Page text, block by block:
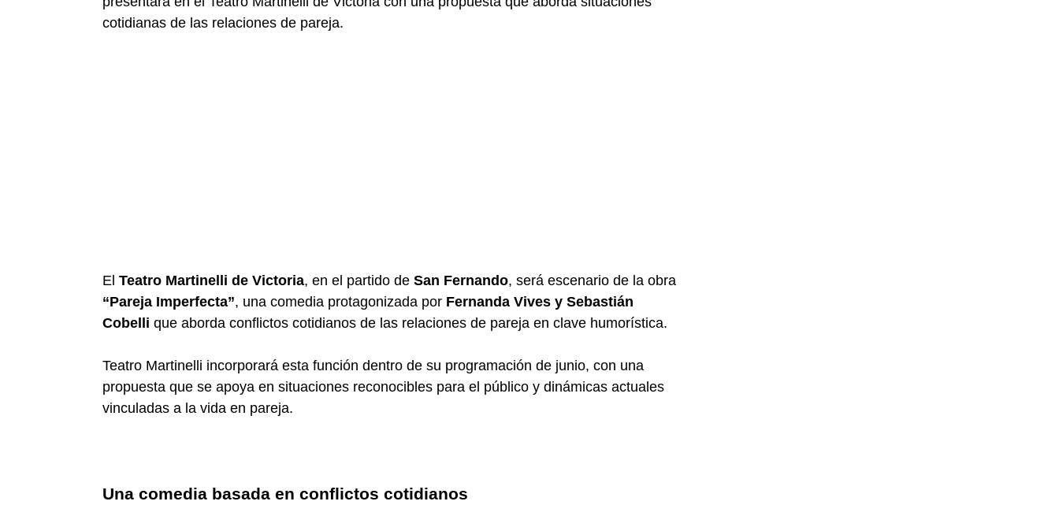
cotidianas de las relaciones de pareja.
El Teatro Martinelli de Victoria, en el partido de San Fernando, será escenario de la obra
“Pareja Imperfecta”, una comedia protagonizada por Fernanda Vives y Sebastián
Cobelli que aborda conflictos cotidianos de las relaciones de pareja en clave humorística.
Teatro Martinelli incorporará esta función dentro de su programación de junio, con una
propuesta que se apoya en situaciones reconocibles para el público y dinámicas actuales
vinculadas a la vida en pareja.
Una comedia basada en conflictos cotidianos